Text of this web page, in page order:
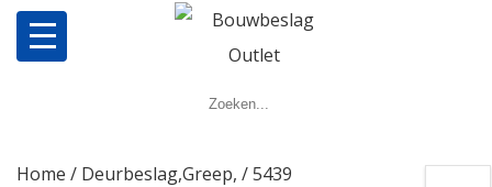
Producten
Home / Deurbeslag,Greep, / 5439